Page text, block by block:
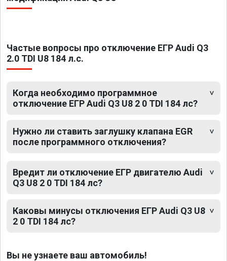
Частые вопросы про отключение ЕГР Audi Q3
2.0 TDI U8 184 л.с.
Когда необходимо программное
отключение ЕГР Audi Q3 U8 2 0 TDI 184 лс?
Нужно ли ставить заглушку клапана EGR
после программного отключения?
Вредит ли отключение ЕГР двигателю Audi
Q3 U8 2 0 TDI 184 лс?
Каковы минусы отключения ЕГР Audi Q3 U8
2 0 TDI 184 лс?
Вы не узнаете ваш автомобиль!